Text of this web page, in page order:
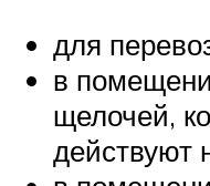
для
в
щелочей,
действуют